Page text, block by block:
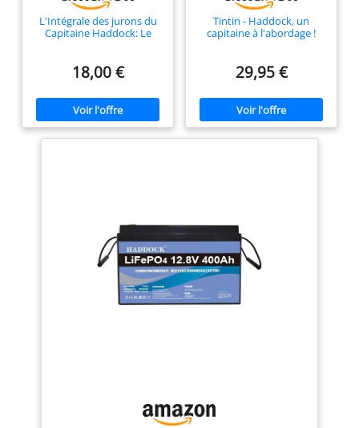
L'Intégrale des jurons du
Capitaine Haddock: Le
18,00 €
Tintin - Haddock, un
capitaine à l'abordage !
29,95 €